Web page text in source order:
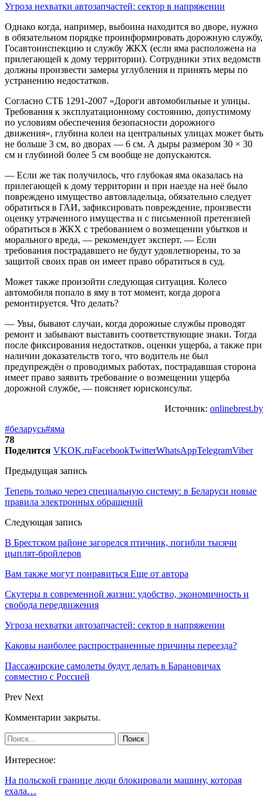
Угроза нехватки автозапчастей: сектор в напряжении
Однако когда, например, выбоина находится во дворе, нужно
в обязательном порядке проинформировать дорожную службу,
Госавтоинспекцию и службу ЖКХ (если яма расположена на
прилегающей к дому территории). Сотрудники этих ведомств
должны произвести замеры углубления и принять меры по
устранению недостатков.
Согласно СТБ 1291-2007 «Дороги автомобильные и улицы.
Требования к эксплуатационному состоянию, допустимому
по условиям обеспечения безопасности дорожного
движения», глубина колеи на центральных улицах может быть
не больше 3 см, во дворах — 6 см. А дыры размером 30 × 30
см и глубиной более 5 см вообще не допускаются.
— Если же так получилось, что глубокая яма оказалась на
прилегающей к дому территории и при наезде на неё было
повреждено имущество автовладельца, обязательно следует
обратиться в ГАИ, зафиксировать повреждение, произвести
оценку утраченного имущества и с письменной претензией
обратиться в ЖКХ с требованием о возмещении убытков и
морального вреда, — рекомендует эксперт. — Если
требования пострадавшего не будут удовлетворены, то за
защитой своих прав он имеет право обратиться в суд.
Может также произойти следующая ситуация. Колесо
автомобиля попало в яму в тот момент, когда дорога
ремонтируется. Что делать?
— Увы, бывают случаи, когда дорожные службы проводят
ремонт и забывают выставить соответствующие знаки. Тогда
после фиксирования недостатков, оценки ущерба, а также при
наличии доказательств того, что водитель не был
предупреждён о проводимых работах, пострадавшая сторона
имеет право заявить требование о возмещении ущерба
дорожной службе, — поясняет юрисконсульт.
Источник: onlinebrest.by
#беларусь#яма
78
Поделится VKOK.ruFacebookTwitterWhatsAppTelegramViber
Предыдущая запись
Теперь только через специальную систему: в Беларуси новые
правила электронных обращений
Следующая запись
В Брестском районе загорелся птичник, погибли тысячи
цыплят-бройлеров
Вам также могут понравиться Еще от автора
Скутеры в современной жизни: удобство, экономичность и
свобода передвижения
Угроза нехватки автозапчастей: сектор в напряжении
Каковы наиболее распространенные причины переезда?
Пассажирские самолеты будут делать в Барановичах
совместно с Россией
Prev Next
Комментарии закрыты.
Интересное:
На польской границе люди блокировали машину, которая
ехала…